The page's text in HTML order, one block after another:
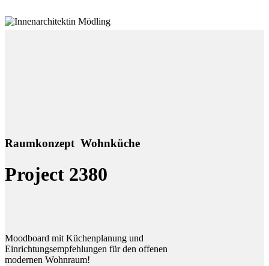
Raumkonzept Wohnküche
Project 2380
Moodboard mit Küchenplanung und
Einrichtungsempfehlungen für den offenen
modernen Wohnraum!